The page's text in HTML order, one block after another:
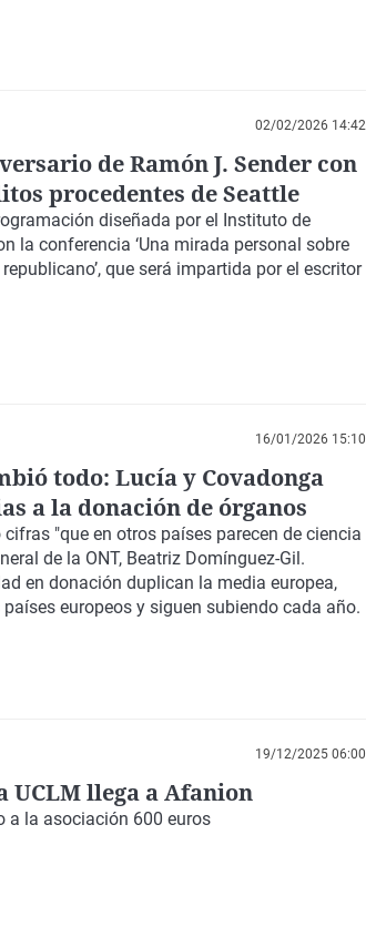
02/02/2026 14:42
de Ramón J. Sender con
procedentes de Seattle
diseñada por el Instituto de
la conferencia ‘Una mirada personal sobre
que será impartida por el escritor
16/01/2026 15:10
todo: Lucía y Covadonga
a la donación de órganos
"que en otros países parecen de ciencia
de la ONT, Beatriz Domínguez-Gil.
en donación duplican la media europea,
europeos y siguen subiendo cada año.
19/12/2025 06:00
UCLM llega a Afanion
a la asociación 600 euros